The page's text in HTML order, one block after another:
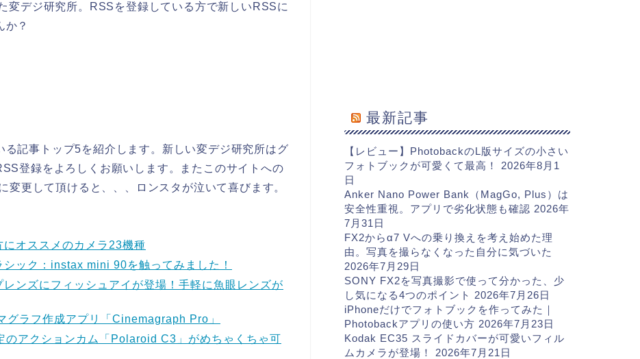
変デジ研究所。RSSを登録している方で新しいRSSに
か？
記事トップ5を紹介します。新しい変デジ研究所はグ
登録をよろしくお願いします。またこのサイトへの
更して頂けると、、、ロンスタが泣いて喜びます。
オススメのカメラ23機種
ック：instax mini 90を触ってみました！
ンズにフィッシュアイが登場！手軽に魚眼レンズが
グラフ作成アプリ「Cinemagraph Pro」
のアクションカム「Polaroid C3」がめちゃくちゃ可
最新記事
【レビュー】PhotobackのL版サイズの小さい
フォトブックが可愛くて最高！
2026年8月1
日
Anker Nano Power Bank（MagGo, Plus）は
安全性重視。アプリで劣化状態も確認 2026年
7月31日
FX2からα7 Vへの乗り換えを考え始めた理
由。写真を撮らなくなった自分に気づいた
2026年7月29日
SONY FX2を写真撮影で使って分かった、少
し気になる4つのポイント 2026年7月26日
iPhoneだけでフォトブックを作ってみた｜
Photobackアプリの使い方 2026年7月23日
Kodak EC35 スライドカバーが可愛いフィル
ムカメラが登場！
2026年7月21日